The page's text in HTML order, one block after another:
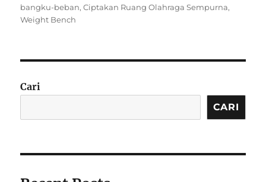
on
bangku-beban,Ciptakan Ruang Olahraga Sempurna,
Weight Bench
Cari
CARI